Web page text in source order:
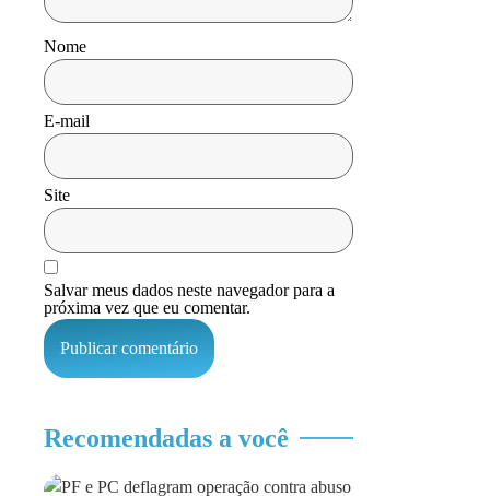
Nome
E-mail
Site
Salvar meus dados neste navegador para a
próxima vez que eu comentar.
Recomendadas a você